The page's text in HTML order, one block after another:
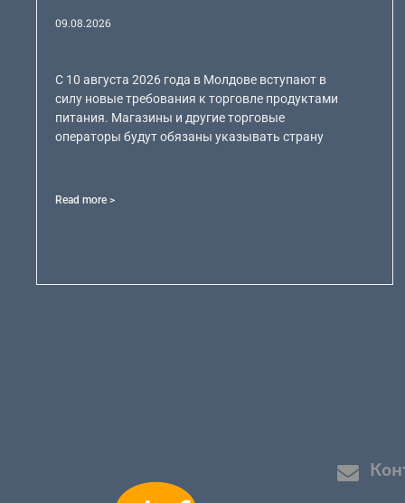
09.08.2026
С 10 августа 2026 года в Молдове вступают в
силу новые требования к торговле продуктами
питания. Магазины и другие торговые
операторы будут обязаны указывать страну
Read more >